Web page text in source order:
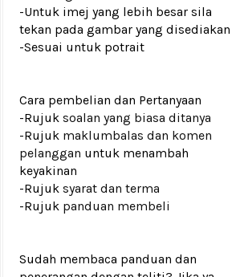
-Untuk imej yang lebih besar sila
tekan pada gambar yang disediakan
-Sesuai untuk potrait
Cara pembelian dan Pertanyaan
-Rujuk soalan yang biasa ditanya
-Rujuk maklumbalas dan komen
pelanggan untuk menambah
keyakinan
-Rujuk syarat dan terma
-Rujuk panduan membeli
Sudah membaca panduan dan